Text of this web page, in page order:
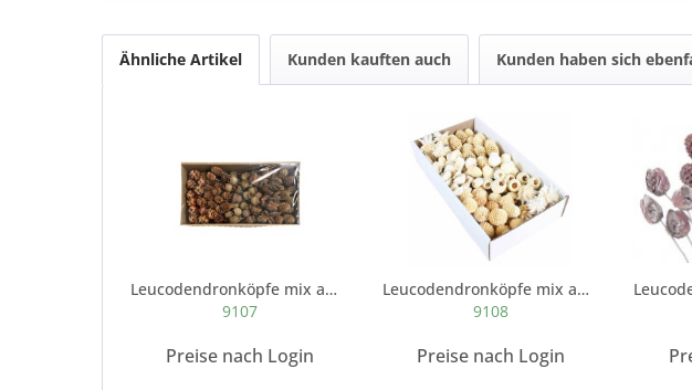
Ähnliche Artikel Kunden kauften auch Kunden haben sich
Leucodendronköpfe mix am Draht 100 Stück natur
9107
Preise nach Login
Leucodendronköpfe mix am Draht 100 Stück gebleicht
9108
Preise nach Login